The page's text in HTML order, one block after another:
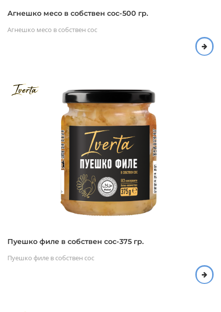
Агнешко месо в собствен сос-500 гр.
Агнешко месо в собствен сос
Пуешко филе в собствен сос-375 гр.
Пуешко филе в собствен сос